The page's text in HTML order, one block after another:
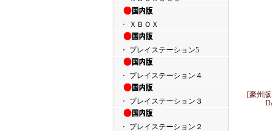
・ ＸＢＯＸ
・ プレイステーション5
・ プレイステーション４
・ プレイステーション３
・ プレイステーション２
[豪州版